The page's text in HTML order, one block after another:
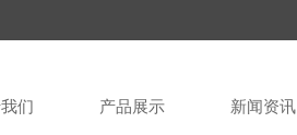
们 产品展示 新闻资讯